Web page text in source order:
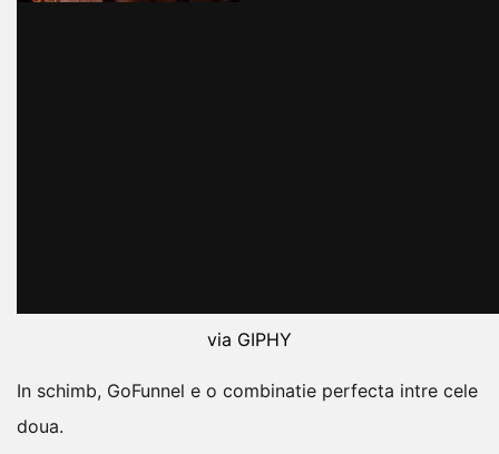
via GIPHY
In schimb, GoFunnel e o combinatie perfecta intre cele
doua.